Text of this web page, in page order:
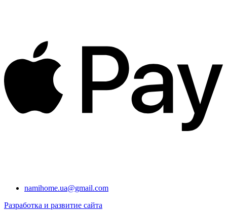
namihome.ua@gmail.com
Разработка и развитие сайта